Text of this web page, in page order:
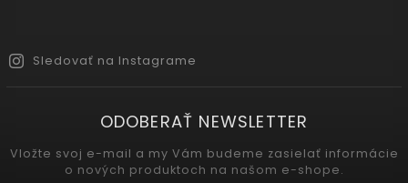
Sledovať na Instagrame
ODOBERAŤ NEWSLETTER
Vložte svoj e-mail a my Vám budeme zasielať informácie
o nových produktoch na našom e-shope.